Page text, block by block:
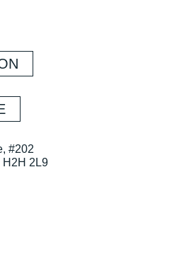
#202
H2H 2L9